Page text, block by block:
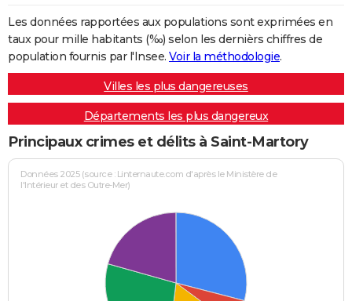
Les données rapportées aux populations sont exprimées en
taux pour mille habitants (‰) selon les dernièrs chiffres de
population fournis par l'Insee. Voir la méthodologie.
Villes les plus dangereuses
Départements les plus dangereux
Principaux crimes et délits à Saint-Martory
Données 2025 (source : Linternaute.com d'après le Ministère de
l'Intérieur et des Outre-Mer)